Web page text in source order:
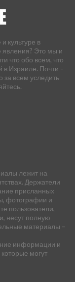
культуре в
явления? Это мы и
что обо всем, что
в Израиле. Почти -
за всем уследить
лежит на
Держатели
присланных
фотографии и
пользователи,
несут полную
материалы –
информации и
могут